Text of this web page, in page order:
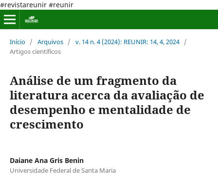
#revistareunir #reunir
Início / Arquivos / v. 14 n. 4 (2024): REUNIR: 14, 4, 2024 /
Artigos científicos
Análise de um fragmento da
literatura acerca da avaliação de
desempenho e mentalidade de
crescimento
Daiane Ana Gris Benin
Universidade Federal de Santa Maria